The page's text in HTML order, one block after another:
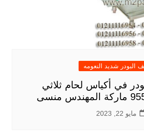
البودر شديد النعومه
في أكياس لحام ثلاثي
مايو 22, 2023